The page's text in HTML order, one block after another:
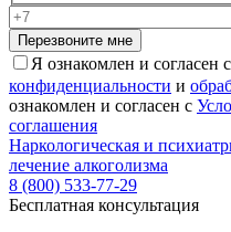
Перезвоните мне
Я ознакомлен и согласен с
конфиденциальности и
ознакомлен и согласен с
соглашения
Наркологическая и
лечение алкоголизма
8 (800) 533-77-29
Бесплатная консультация